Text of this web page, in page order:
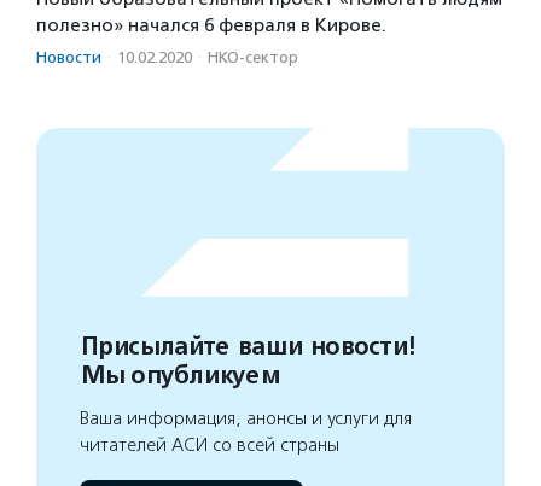
полезно» начался 6 февраля в Кирове.
Новости · 10.02.2020 · НКО-сектор
Присылайте ваши новости!
Мы опубликуем
Ваша информация, анонсы и услуги для
читателей АСИ со всей страны